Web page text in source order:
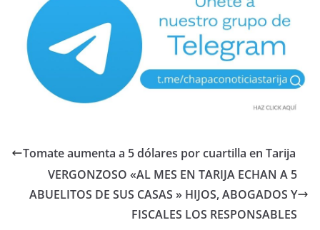
Tomate aumenta a 5 dólares por cuartilla en Tarija
VERGONZOSO «AL MES EN TARIJA ECHAN A 5
ABUELITOS DE SUS CASAS » HIJOS, ABOGADOS Y
FISCALES LOS RESPONSABLES